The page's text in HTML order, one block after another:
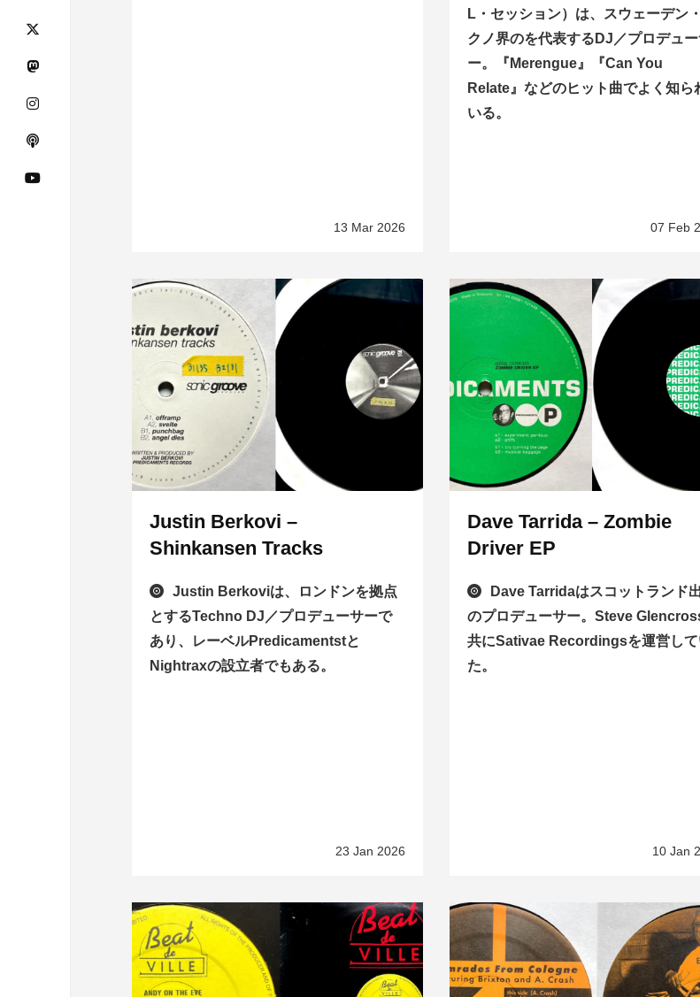
13 Mar 2026
L・セッション）は、スウェーデン
クノ界のを代表するDJ／プロデュ
ー。『Merengue』『Can You
Relate』などのヒット曲でよく知ら
いる。
07 Feb
Justin Berkovi –
Shinkansen Tracks
Justin Berkoviは、ロンドンを拠点
とするTechno DJ／プロデューサーで
あり、レーベルPredicamentstと
Nightraxの設立者でもある。
23 Jan 2026
Dave Tarrida – Zombie
Driver EP
Dave Tarridaはスコットランド
のプロデューサー。Steve
共にSativae Recordingsを運営し
た。
10 Jan